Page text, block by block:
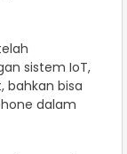
sistem IoT,
bahkan bisa
dalam